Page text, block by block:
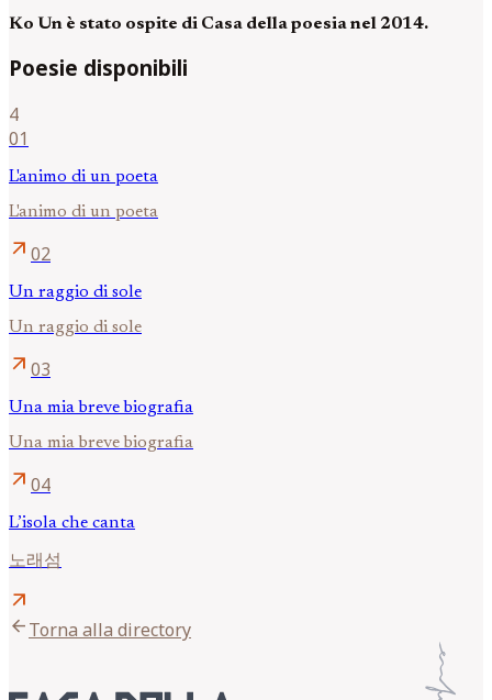
Ko Un è stato ospite di Casa della poesia nel 2014.
Poesie disponibili
4
01
L'animo di un poeta
L'animo di un poeta
arrow_outward 02
Un raggio di sole
Un raggio di sole
arrow_outward 03
Una mia breve biografia
Una mia breve biografia
arrow_outward 04
L’isola che canta
노래섬
arrow_outward
arrow_backTorna alla directory